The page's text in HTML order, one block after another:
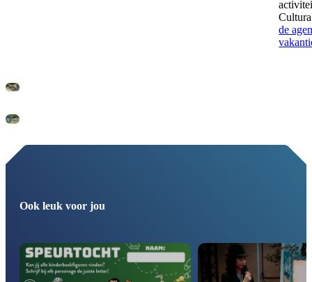
de
Ook leuk voor jou